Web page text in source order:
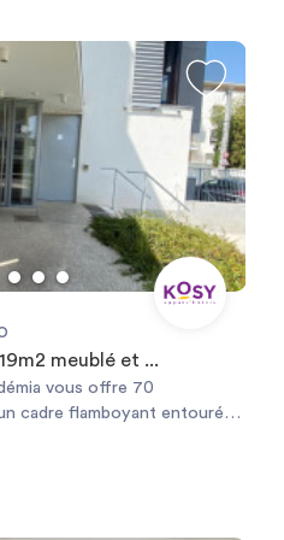
ville d’Aix-les-Bains.
meublé et ...
vous offre 70
cadre flamboyant entourée
située face à
vous permettre de